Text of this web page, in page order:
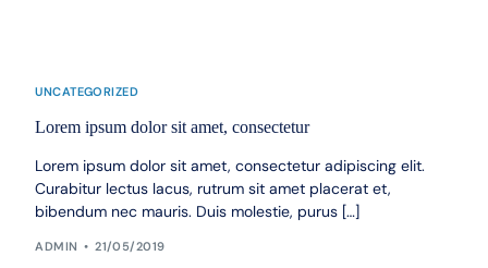
UNCATEGORIZED
Lorem ipsum dolor sit amet, consectetur
Lorem ipsum dolor sit amet, consectetur adipiscing elit.
Curabitur lectus lacus, rutrum sit amet placerat et,
bibendum nec mauris. Duis molestie, purus […]
ADMIN 21/05/2019